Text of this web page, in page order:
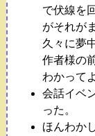
で伏線を
がそれが
久々に夢
作者様の
わかって
会話イベ
った。
ほんわか